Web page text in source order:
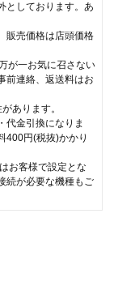
としております。あ
販売価格は店頭価格
が一お気に召さない
前連絡、返送料はお
あります。
代金引換になりま
400円(税抜)かかり
お客様で設定とな
続が必要な機種もご